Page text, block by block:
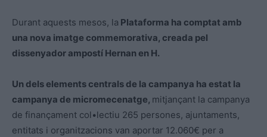
Durant aquests mesos, la Plataforma ha comptat amb
una nova imatge commemorativa, creada pel
dissenyador ampostí Hernan en H.
Un dels elements centrals de la campanya ha estat la
campanya de micromecenatge, mitjançant la campanya
de finançament col•lectiu 265 persones, ajuntaments,
entitats i organitzacions van aportar 12.060€ per a